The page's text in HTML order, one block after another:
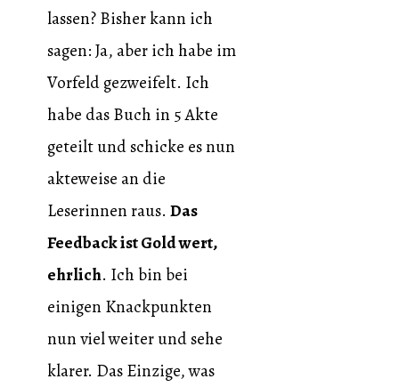
lassen? Bisher kann ich
sagen: Ja, aber ich habe im
Vorfeld gezweifelt. Ich
habe das Buch in 5 Akte
geteilt und schicke es nun
akteweise an die
Leserinnen raus. Das
Feedback ist Gold wert,
ehrlich. Ich bin bei
einigen Knackpunkten
nun viel weiter und sehe
klarer. Das Einzige, was